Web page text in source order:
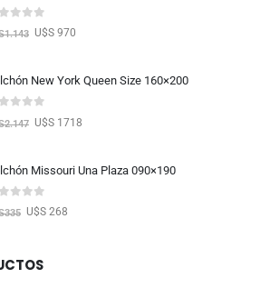
of 5
1.143 U$S 970
New York Queen Size 160×200
of 5
2.147 U$S 1718
Missouri Una Plaza 090×190
of 5
335 U$S 268